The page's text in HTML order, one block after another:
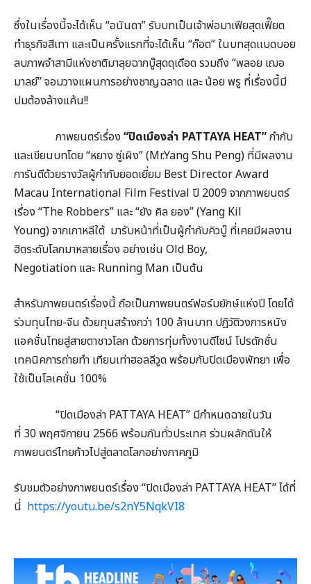
ซึ่งในเรื่องนี้จะได้เห็น “อนันดา” รับบทเป็นเจ้าพ่อมาเฟียสุดเฟี๊ยต
ทำธุรกิจสีเทา และเป็นครั้งแรกที่จะได้เห็น “ก๊อต” ในบทสุดเเบดบอย
ลบภาพจำสามีแห่งชาติมาลุยฉากบู๊สุดดุเดือด รวมถึง “พลอย เฌอ
มาลย์” จอมวางแผนการอย่างชาญฉลาด และ น้อย พรู ที่เรื่องนี้มี
ปมต้องล้างแค้น!!
ภาพยนตร์เรื่อง “ปิดเมืองล่า PATTAYA HEAT”กำกับ
และเขียนบทโดย “หยาง ซู่เผิง” (Mr.Yang Shu Peng) ที่มีผลงาน
การันตีด้วยรางวัลผู้กำกับยอดเยี่ยม Best Director Award
Macau International Film Festival ปี 2009 จากภาพยนตร์
เรื่อง “The Robbers” และ “ยัง คิล ยอง” (Yang Kil
Young) จากเกาหลีใต้ มารับหน้าที่เป็นผู้กำกับคิวบู๊ ที่เคยมีผลงาน
ฮิตระดับโลกมาหลายเรื่อง อย่างเช่น Old Boy,
Negotiation และ Running Man เป็นต้น
สำหรับภาพยนตร์เรื่องนี้ ถือเป็นภาพยนตร์ฟอร์มยักษ์แห่งปี โดยได้
ร่วมทุนไทย-จีน ด้วยทุนสร้างกว่า 100 ล้านบาท ปฏิวัติวงการหนัง
แอคชั่นไทยสู่สายตาชาวโลก ด้วยการทุ่มทั้งงานดีไซน์ โปรดักชั่น
เทคนิคการถ่ายทำ เทียบเท่าฮอลลีวูด พร้อมกับปิดเมืองพัทยา เพื่อ
ใช้เป็นโลเคชั่น 100%
“ปิดเมืองล่า PATTAYA HEAT” มีกำหนดฉายในวัน
ที่ 30 พฤศจิกายน 2566 พร้อมกันทั่วประเทศ ร่วมผลักดันให้
ภาพยนตร์ไทยก้าวไปสู่ตลาดโลกอย่างภาคภูมิ
รับชมตัวอย่างภาพยนตร์เรื่อง “ปิดเมืองล่า PATTAYA HEAT” ได้ที่
นี่ https://youtu.be/s2nY5NqkVI8